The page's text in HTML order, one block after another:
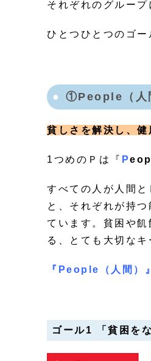
それぞれのグルー
ひとつひとつのゴー
①People（人
貧しさを解決し、
1つめのＰは『 P
すべての人が人間
と、それぞれが持
ています。貧困や
る、とても大切なキ
『People（人間）
ゴール1 「貧困を